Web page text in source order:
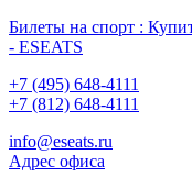
Билеты на спорт :
- ESEATS
+7 (495) 648-4111
+7 (812) 648-4111
info@eseats.ru
Адрес офиса